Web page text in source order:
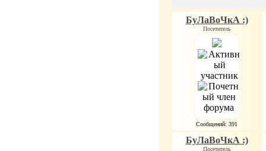
БуЛаВоЧкА :)
Посетитель
Сообщений: 391
БуЛаВоЧкА :)
Посетитель